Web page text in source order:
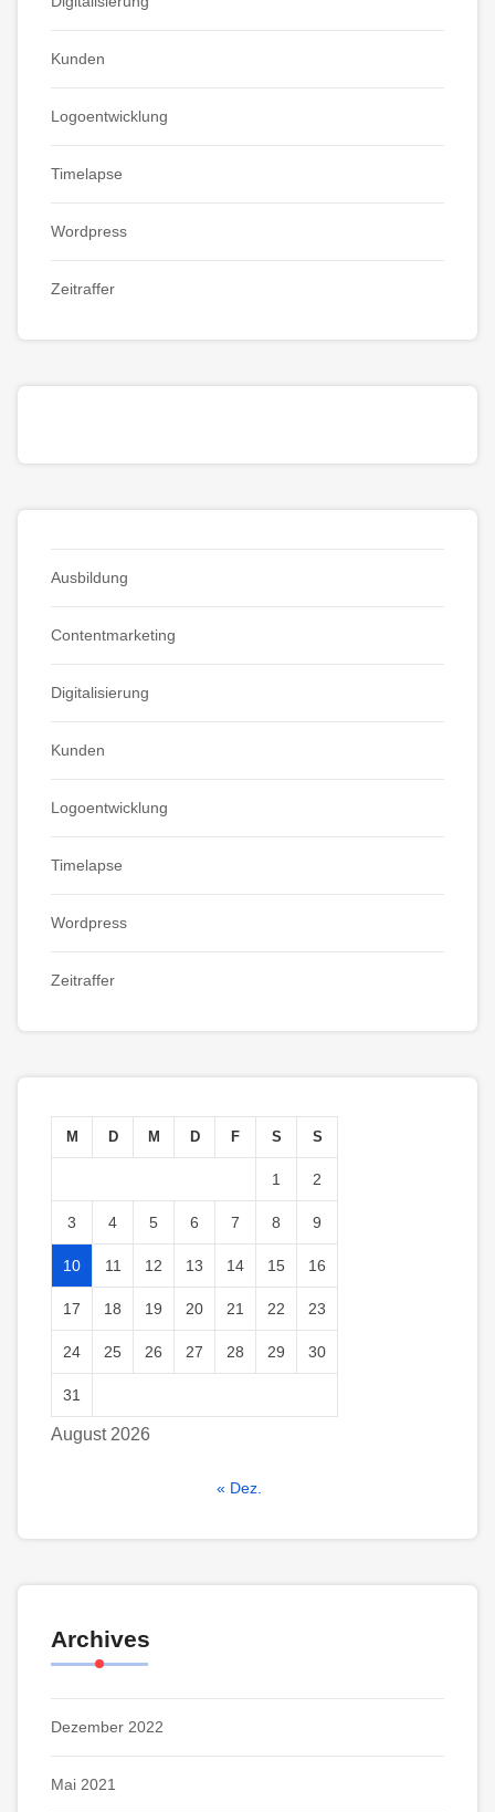
Kunden
Logoentwicklung
Timelapse
Wordpress
Zeitraffer
Ausbildung
Contentmarketing
Digitalisierung
Kunden
Logoentwicklung
Timelapse
Wordpress
Zeitraffer
August 2026
M D M D F S S
1 2
3 4 5 6 7 8 9
10 11 12 13 14 15 16
17 18 19 20 21 22 23
24 25 26 27 28 29 30
31
« Dez.
Archives
Dezember 2022
Mai 2021